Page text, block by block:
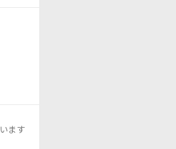
ます